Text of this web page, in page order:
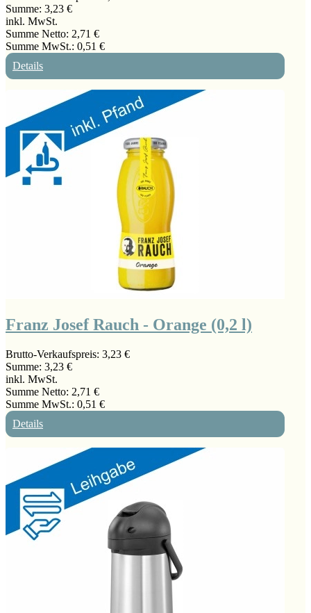
Summe: 3,23 €
inkl. MwSt.
Summe Netto: 2,71 €
Summe MwSt.: 0,51 €
Details
Franz Josef Rauch - Orange (0,2 l)
Brutto-Verkaufspreis: 3,23 €
Summe: 3,23 €
inkl. MwSt.
Summe Netto: 2,71 €
Summe MwSt.: 0,51 €
Details